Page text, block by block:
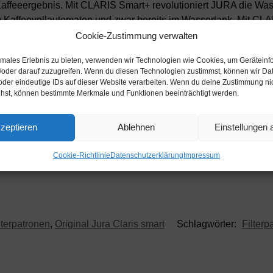
Cookie-Zustimmung verwalten
Erlebnis zu bieten, verwenden wir Technologien wie Cookies, um
darauf zuzugreifen. Wenn du diesen Technologien zustimmst, können wir
eindeutige IDs auf dieser Website verarbeiten. Wenn du deine Zustimmung
können bestimmte Merkmale und Funktionen beeinträchtigt werden.
Ablehnen Einstellungen
Cookie-RichtlinieDatenschutzerklärungImpressum
Mit CLARIS Smart+ revolutioniert JURA die
und zwar bereits im Wassertank. Mit
Kaffeevollautomaten. F?r t?glich perfekten Kaffeegenuss.
Wirkstoffen, die das Wasser im Tank stabilisieren
ohne zus?tzliche Energie oder Einwirkung, nur durch die
Nach wie
, Original Jura Claris smart Schlagwörter: